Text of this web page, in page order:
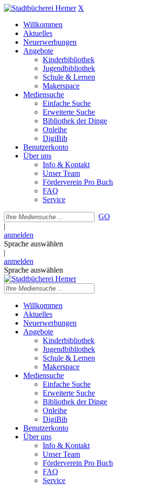
X
Willkommen
Aktuelles
Neuerwerbungen
Angebote
Kinderbibliothek
Jugendbibliothek
Schule & Lernen
Makerspace
Mediensuche
Einfache Suche
Erweiterte Suche
Bibliothek der Dinge
Onleihe
DigiBib
Benutzerkonto
Über uns
Info & Kontakt
Unser Team
Förderverein Pro Buch
FAQ
Service
GO
|
anmelden
Sprache auswählen
|
anmelden
Sprache auswählen
Willkommen
Aktuelles
Neuerwerbungen
Angebote
Kinderbibliothek
Jugendbibliothek
Schule & Lernen
Makerspace
Mediensuche
Einfache Suche
Erweiterte Suche
Bibliothek der Dinge
Onleihe
DigiBib
Benutzerkonto
Über uns
Info & Kontakt
Unser Team
Förderverein Pro Buch
FAQ
Service